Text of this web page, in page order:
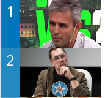
1
2